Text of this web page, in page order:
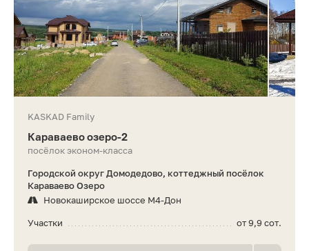
KASKAD Family
Караваево озеро-2
посёлок эконом-класса
Городской округ Домодедово, коттеджный посёлок
Караваево Озеро
Новокаширское шоссе М4-Дон
от 9,9 сот.
Участки